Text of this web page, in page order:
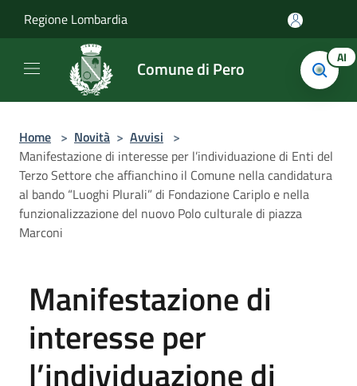
Regione Lombardia
Comune di Pero AI
Home > Novità > Avvisi >
Manifestazione di interesse per l’individuazione di Enti del
Terzo Settore che affianchino il Comune nella candidatura
al bando “Luoghi Plurali” di Fondazione Cariplo e nella
funzionalizzazione del nuovo Polo culturale di piazza
Marconi
Manifestazione di
interesse per
l’individuazione di